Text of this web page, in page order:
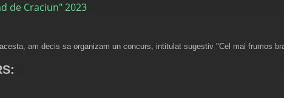
de Craciun" 2023
am decis sa organizam un concurs, intitulat sugestiv "Cel mai frumos